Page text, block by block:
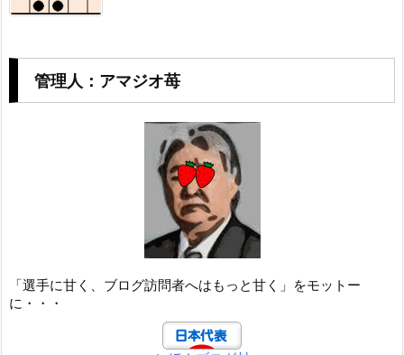
管理人：アマジオ苺
「選手に甘く、ブログ訪問者へはもっと甘く」をモットー
に・・・